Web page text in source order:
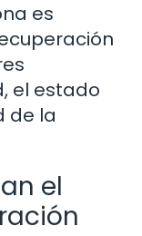
es
el estado
de la
el